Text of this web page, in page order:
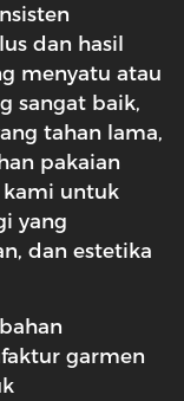
dan hasil
menyatu atau
sangat baik,
tahan lama,
pakaian
kami untuk
yang
dan estetika
garmen